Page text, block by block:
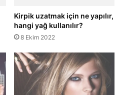
Kirpik uzatmak için ne yapılır,
hangi yağ kullanılır?
8 Ekim 2022